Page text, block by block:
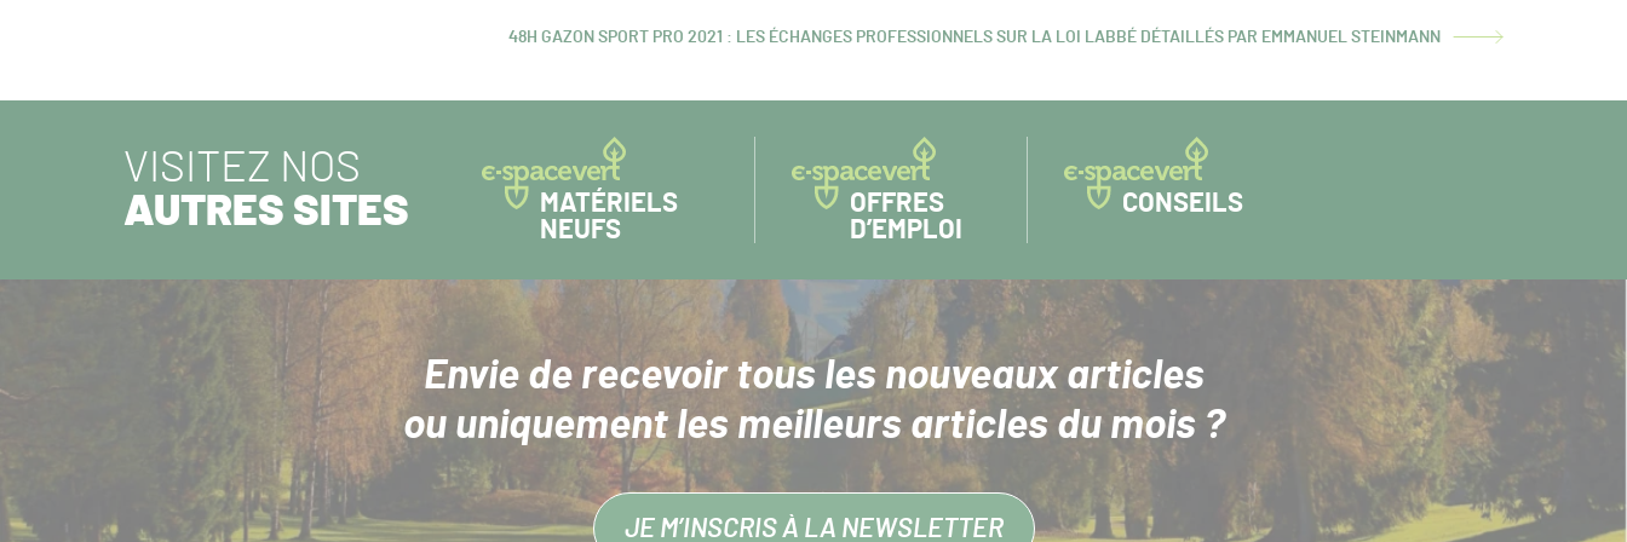
ARTICLE
48H GAZON SPORT PRO 2021 : LES ÉCHANGES PROFESSIONNELS SUR LA LOI LABBÉ DÉTAILLÉS PAR EMMANUEL STEINMANN
VISITEZ NOS
AUTRES SITES
MATÉRIELS
NEUFS
OFFRES
D’EMPLOI
CONSEILS
Envie de recevoir tous les nouveaux articles
ou uniquement les meilleurs articles du mois ?
JE M’INSCRIS À LA NEWSLETTER